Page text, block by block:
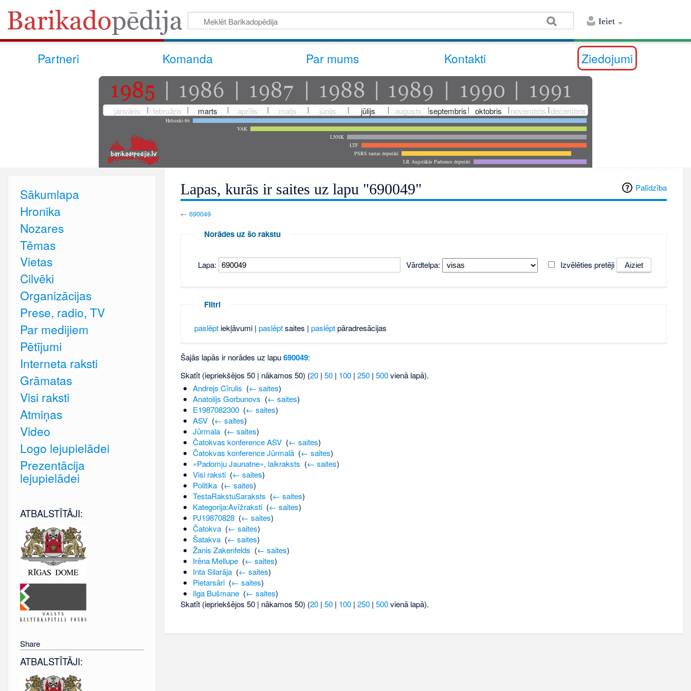
Ieiet
Partneri Komanda Par mums Kontakti Ziedojumi
janvāris februāris marts aprīlis maijs jūnijs jūlijs augusts septembris oktobris novembris decembris
Helsinki-86
VAK
LNNK
LTF
PSRS tautas deputāti
LR Augstākās Padomes deputāti
Palīdzība
Lapas, kurās ir saites uz lapu "690049"
← 690049
Norādes uz šo rakstu
Lapa: Vārdtelpa: Izvēlēties pretēji
Filtri
paslēpt iekļāvumi |paslēptsaites |paslēptpāradresācijas
Šajās lapās ir norādes uz lapu690049:
Skatīt (iepriekšējos 50 | nākamos 50) (20| 50| 100| 250| 500vienā lapā).
Andrejs Cīrulis (← saites)
Anatolijs Gorbunovs (← saites)
E1987082300‎ (← saites)
ASV‎ (← saites)
Jūrmala‎ (← saites)
Čatokvas konference ASV‎ (← saites)
Čatokvas konference Jūrmalā‎ (← saites)
«Padomju Jaunatne», laikraksts (← saites)
Visi raksti‎ (← saites)
Politika‎ (← saites)
TestaRakstuSaraksts (← saites)
Kategorija:Avīžraksti‎ (← saites)
PJ19870828‎ (← saites)
Čatokva‎ (← saites)
Šatakva‎ (← saites)
Žanis Zakenfelds (← saites)
Irēna Mellupe‎ (← saites)
Inta Silarāja‎ (← saites)
Pietarsāri‎ (← saites)
Ilga Bušmane‎ (← saites)
Skatīt (iepriekšējos 50 | nākamos 50) (20| 50| 100| 250| 500vienā lapā).
Sākumlapa
Hronika
Nozares
Tēmas
Vietas
Cilvēki
Organizācijas
Prese, radio, TV
Par medijiem
Pētījumi
Interneta raksti
Grāmatas
Visi raksti
Atmiņas
Video
Logo lejupielādei
Prezentācija
lejupielādei
ATBALSTĪTĀJI:
Share
ATBALSTĪTĀJI: